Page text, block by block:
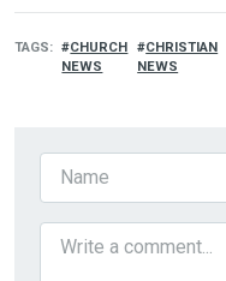
TAGS
CHURCH
NEWS
CHRISTIAN
NEWS